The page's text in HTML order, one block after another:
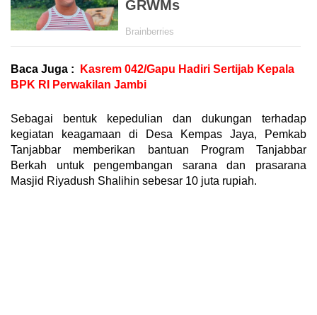
Baca Juga :
Kasrem 042/Gapu Hadiri Sertijab Kepala
BPK RI Perwakilan Jambi
Sebagai bentuk kepedulian dan dukungan terhadap
kegiatan keagamaan di Desa Kempas Jaya, Pemkab
Tanjabbar memberikan bantuan Program Tanjabbar
Berkah untuk pengembangan sarana dan prasarana
Masjid Riyadush Shalihin sebesar 10 juta rupiah.